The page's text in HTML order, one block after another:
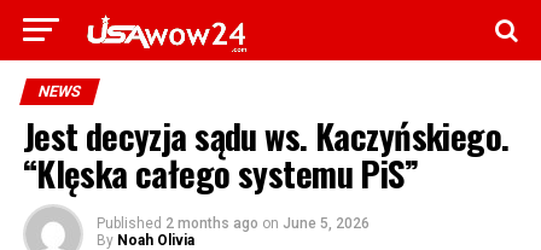
NEWS
Jest decyzja sądu ws. Kaczyńskiego.
“Klęska całego systemu PiS”
Published 2 months ago on June 5, 2026
By Noah Olivia